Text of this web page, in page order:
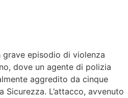
grave episodio di violenza
dove un agente di polizia
aggredito da cinque
L’attacco, avvenuto